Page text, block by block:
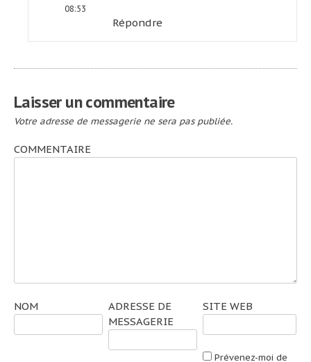
08:53
Répondre
Laisser un commentaire
Votre adresse de messagerie ne sera pas publiée.
COMMENTAIRE
NOM
ADRESSE DE
MESSAGERIE
SITE WEB
Prévenez-moi de